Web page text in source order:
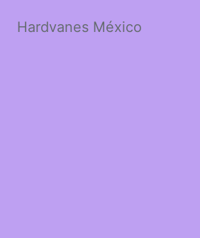
Hardvanes México